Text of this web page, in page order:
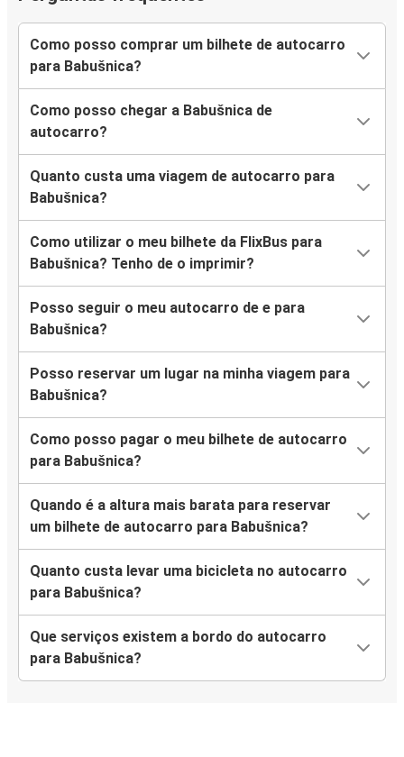
Como posso comprar um bilhete de autocarro
para Babušnica?
Como posso chegar a Babušnica de
autocarro?
Quanto custa uma viagem de autocarro para
Babušnica?
Como utilizar o meu bilhete da FlixBus para
Babušnica? Tenho de o imprimir?
Posso seguir o meu autocarro de e para
Babušnica?
Posso reservar um lugar na minha viagem para
Babušnica?
Como posso pagar o meu bilhete de autocarro
para Babušnica?
Quando é a altura mais barata para reservar
um bilhete de autocarro para Babušnica?
Quanto custa levar uma bicicleta no autocarro
para Babušnica?
Que serviços existem a bordo do autocarro
para Babušnica?